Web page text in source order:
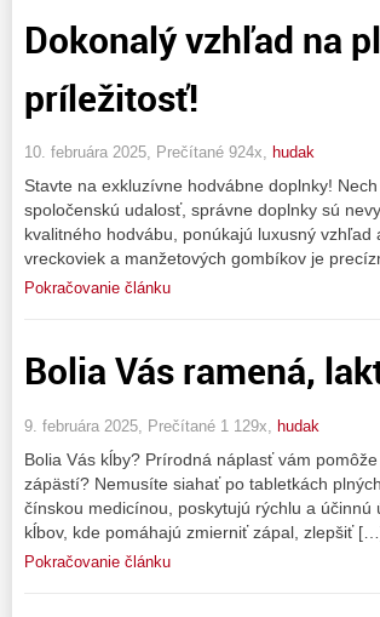
Dokonalý vzhľad na
príležitosť!
10. februára 2025, Prečítané 924x, hudak
Stavte na exkluzívne hodvábne doplnky!
spoločenskú udalosť, správne doplnky sú
kvalitného hodvábu, ponúkajú luxusný
vreckoviek a manžetových gombíkov je
Pokračovanie článku
Bolia Vás ramená,
9. februára 2025, Prečítané 1 129x, hudak
Bolia Vás kĺby? Prírodná náplasť vám
zápästí? Nemusíte siahať po tabletkách
čínskou medicínou, poskytujú rýchlu a
kĺbov, kde pomáhajú zmierniť zápal, zlepšiť
Pokračovanie článku